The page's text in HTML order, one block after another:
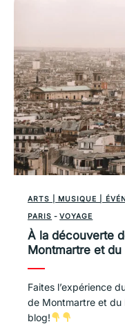
ARTS | MUSIQUE |
PARIS -VOYAGE
À la découverte
Montmartre et du
Faites l’expérience
de Montmartre et du
blog!